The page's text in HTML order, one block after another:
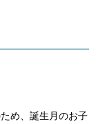
め、誕生月のお子